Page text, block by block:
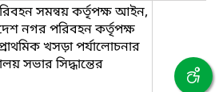
সমন্বয় কর্তৃপক্ষ আইন,
নগর পরিবহন কর্তৃপক্ষ
খসড়া পর্যালোচনার
সভার সিদ্ধান্তের